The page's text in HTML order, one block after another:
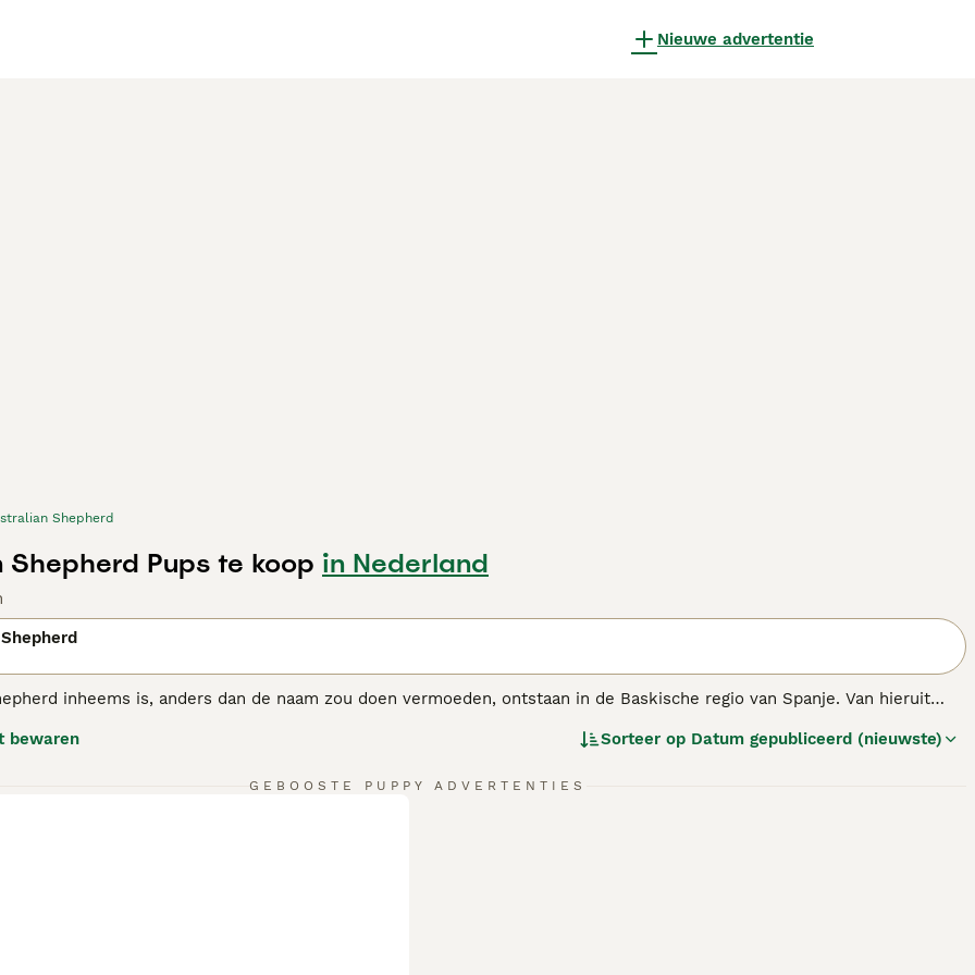
Nieuwe advertentie
Shepherd
Pups te koop in Nederland
inheems is, anders dan de naam zou doen vermoeden, ontstaan in de Baskische regio van Spanje. Van hieruit
en gezinshond.
voor informatie over dit hondenras.
bewaren Sorteer op Datum gepubliceerd (nieuwste)
GEBOOSTE PUPPY ADVERTENTIES